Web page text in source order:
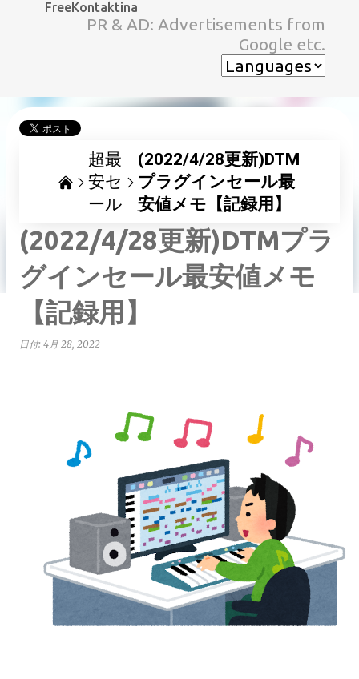
スキップしてメイン コンテンツに移動
FreeKontaktina
PR & AD: Advertisements from
Google etc.
超最
安セ
ール
(2022/4/28更新)DTM
プラグインセール最
安値メモ【記録用】
(2022/4/28更新)DTMプラ
グインセール最安値メモ
【記録用】
日付: 4月 28, 2022